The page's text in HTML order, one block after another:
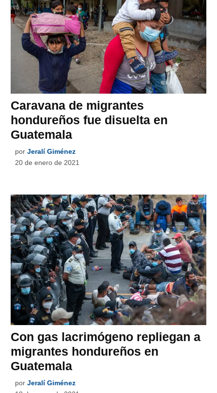
Caravana de migrantes
hondureños fue disuelta en
Guatemala
por Jeralí Giménez
20 de enero de 2021
Con gas lacrimógeno repliegan a
migrantes hondureños en
Guatemala
por Jeralí Giménez